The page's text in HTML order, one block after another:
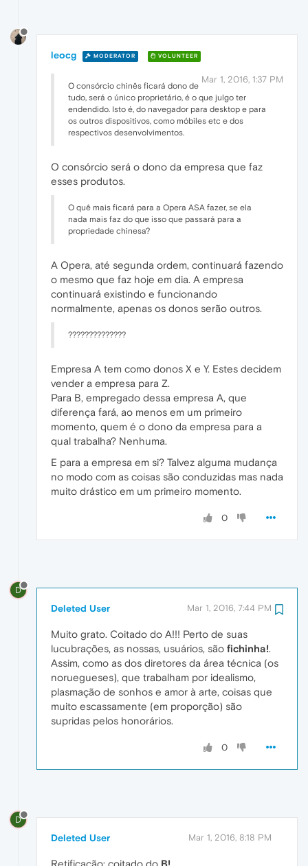
leocg MODERATOR VOLUNTEER
Mar 1, 2016, 1:37 PM
O consórcio chinês ficará dono de
tudo, será o único proprietário, é o que julgo ter
endendido. Isto é, do navegador para desktop e para
os outros dispositivos, como móbiles etc e dos
respectivos desenvolvimentos.
O consórcio será o dono da empresa que faz
esses produtos.
O quê mais ficará para a Opera ASA fazer, se ela
nada mais faz do que isso que passará para a
propriedade chinesa?
A Opera, até segunda ordem, continuará fazendo
o mesmo que faz hoje em dia. A empresa
continuará existindo e funcionando
normalmente, apenas os donos serão outros.
??????????????
Empresa A tem como donos X e Y. Estes decidem
vender a empresa para Z.
Para B, empregado dessa empresa A, que
diferença fará, ao menos em um primeiro
momento, quem é o dono da empresa para a
qual trabalha? Nenhuma.
E para a empresa em si? Talvez alguma mudança
no modo com as coisas são conduzidas mas nada
muito drástico em um primeiro momento.
0
D
Deleted User Mar 1, 2016, 7:44 PM
Muito grato. Coitado do A!!! Perto de suas
lucubrações, as nossas, usuários, são fichinha!.
Assim, como as dos diretores da área técnica (os
noruegueses), que trabalham por idealismo,
plasmação de sonhos e amor à arte, coisas que
muito escassamente (em proporção) são
supridas pelos honorários.
0
D
Deleted User Mar 1, 2016, 8:18 PM
Retificação: coitado do B!